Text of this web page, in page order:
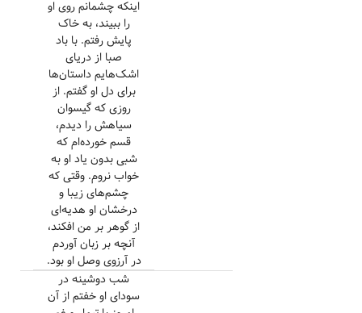
اینکه چشمانم روی او
را ببیند، به خاک
پایش رفتم. با باد
صبا از دریای
اشک‌هایم داستان‌ها
برای دل او گفتم. از
روزی که گیسوان
سیاهش را دیدم،
قسم خورده‌ام که
شبی بدون یاد او به
خواب نروم. وقتی که
چشم‌های زیبا و
درخشان او هدیه‌ای
از گوهر بر من افکند،
آنچه بر زبان آوردم
در آرزوی وصل او بود.
شب دوشینه در
سودای او خفتم از آن